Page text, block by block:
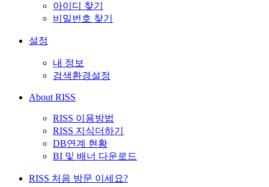
아이디 찾기
비밀번호 찾기
설정
내 정보
검색환경설정
About RISS
RISS 이용방법
RISS 지식더하기
DB연계 현황
BI 및 배너 다운로드
RISS 처음 방문 이세요?